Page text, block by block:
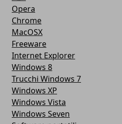
Opera
Chrome
MacOSX
Freeware
Internet Explorer
Windows 8
Trucchi Windows 7
Windows XP
Windows Vista
Windows Seven